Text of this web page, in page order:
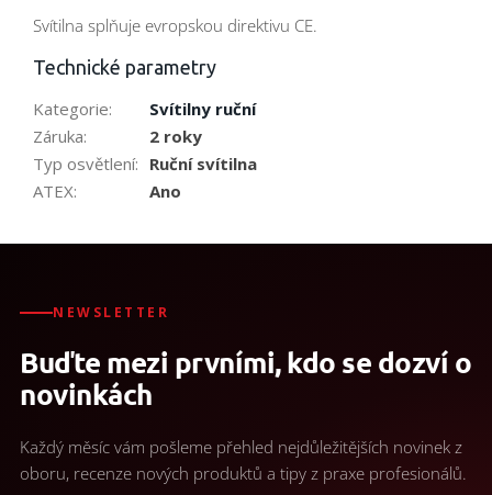
Svítilna splňuje evropskou direktivu CE.
Technické parametry
Kategorie:
Svítilny ruční
Záruka:
2 roky
Typ osvětlení: Ruční svítilna
ATEX: Ano
NEWSLETTER
Buďte mezi prvními, kdo se dozví o
novinkách
Každý měsíc vám pošleme přehled nejdůležitějších novinek z
oboru, recenze nových produktů a tipy z praxe profesionálů.